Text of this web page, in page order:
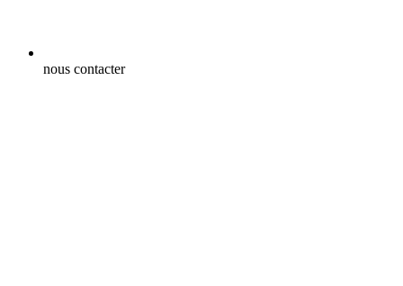
nous contacter